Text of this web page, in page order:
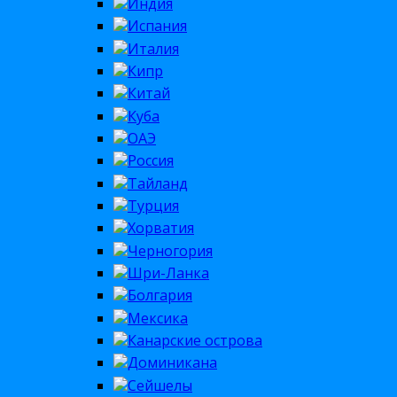
Испания
Италия
Кипр
Китай
Куба
ОАЭ
Россия
Тайланд
Турция
Хорватия
Черногория
Шри-Ланка
Болгария
Мексика
Канарские острова
Доминикана
Сейшелы